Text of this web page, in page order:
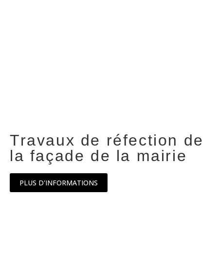
Travaux de réfection de
la façade de la mairie
PLUS D'INFORMATIONS